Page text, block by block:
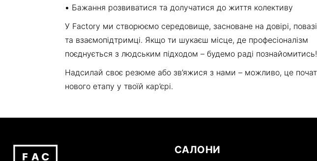
• Бажання розвиватися та долучатися до життя колективу
У Factory ми створюємо середовище, засноване на довірі, повазі
та взаємопідтримці. Якщо ти шукаєш місце, де професіоналізм
поєднується з людським підходом – будемо раді познайомитись!
Надсилай своє резюме або зв’яжися з нами – можливо, це
нового етапу у твоїй кар’єрі.
САЛОНИ